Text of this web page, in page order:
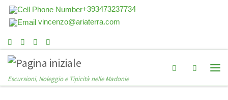
+393473237734
vincenzo@ariaterra.com
Escursioni, Noleggio e Tipicità nelle Madonie
Search